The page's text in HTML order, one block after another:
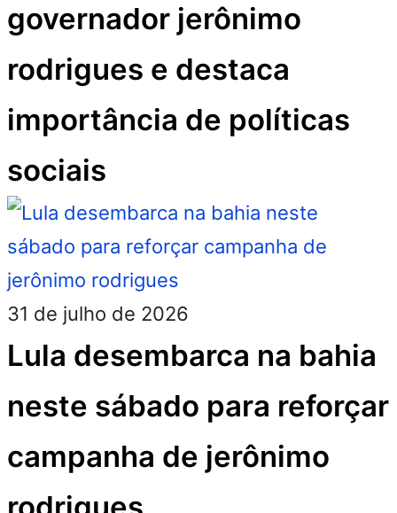
governador jerônimo
rodrigues e destaca
importância de políticas
sociais
31 de julho de 2026
Lula desembarca na bahia
neste sábado para reforçar
campanha de jerônimo